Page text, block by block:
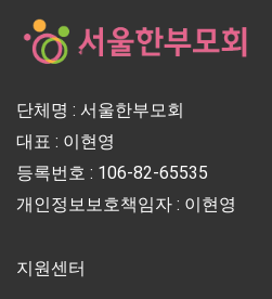
단체명 : 서울한부모회
대표 : 이현영
등록번호 : 106-82-65535
개인정보보호책임자 : 이현영
지원센터